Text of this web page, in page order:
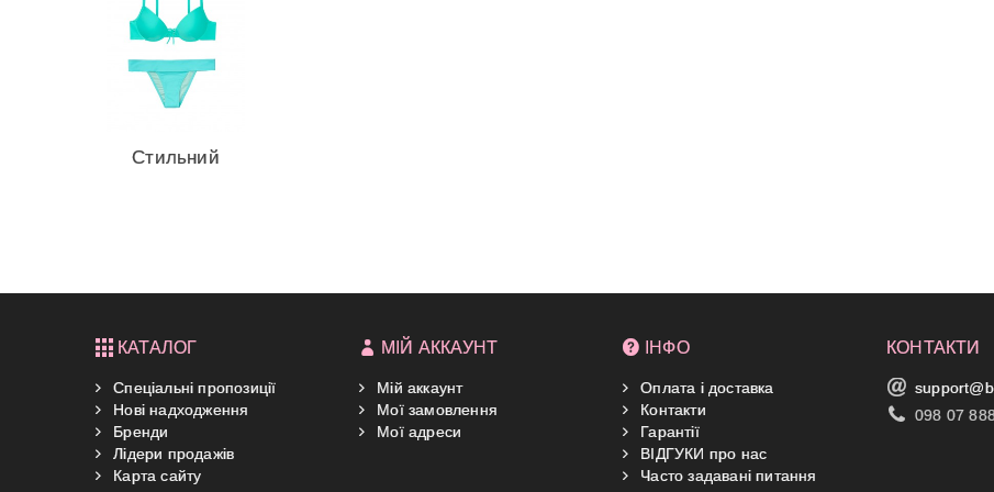
Стильний
КАТАЛОГ
Спеціальні пропозиції
Нові надходження
Бренди
Лідери продажів
Карта сайту
МІЙ АККАУНТ
Мій аккаунт
Мої замовлення
Мої адреси
ІНФО
Оплата і доставка
Контакти
Гарантії
ВІДГУКИ про нас
Часто задавані питання
КОНТАКТИ
098 07